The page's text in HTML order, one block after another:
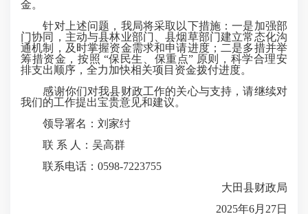
金。​
针对上述问题，我局将采取以下措施：一是加强部
门协同，主动与县林业部门、县烟草部门建立常态化沟
通机制，及时掌握资金需求和申请进度；二是多措并举
筹措资金，按照 “保民生、保重点” 原则，科学合理安
排支出顺序，全力加快相关项目资金拨付进度。​
感谢你们对我县财政工作的关心与支持，请继续对
我们的工作提出宝贵意见和建议。​
领导署名：刘家纣
联 系 人：吴高群
联系电话：0598-7223755
大田县财政局
2025年6月27日